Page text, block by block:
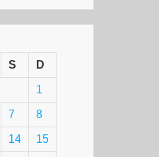
S D
1
7 8
14 15